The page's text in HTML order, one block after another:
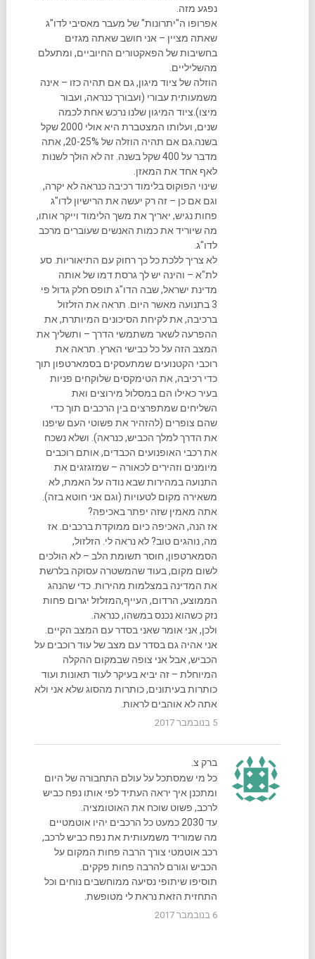
נפגע מזה.
אפרופו ה"יתרונות" של מעבר מאסיבי לדו"ג
שאתה מציין – אני חושב שאתה מגזים
בחשיבות של הפאקטורים החיוביים, ומתעלם
מהשליליים.
הוזלה של ציוד מיגון, גם אם תהיה כזו – אינה
משמעותית עבורי (ועבורך כנראה, ועבור
מיצו).ציוד המיגון שלנו נרכש אחת לכמה
שנים, ועלותו המצטברת היא אולי 2000 שקל
בשנה.גם אם תהיה הוזלה של 20-25%, אתה
מדבר על 400 שקל בשנה. זה לא הולך לשנות
לאף אחד את המאזן.
שינוי הפוקוס בלימוד רכיבה כנראה לא יקרה,
וגם אם כן – זה רק יעשה את הרישיון לדו"ג
פחות נגיש, יאריך את משך הלימוד וייקר אותו,
מה שיוריד את כמות האנשים שעוברים מרכב
לדו"ג.
לא צריך ללכת כל כך רחוק עם התיאוריות. סע
לת"א – והינה יש לך גרסת דמו של אותה
מדינת ישראל, שבה הדו"ג תופס חלק גדול פי
3 בתנועה מאשר היום. תראה את הזלזול
ברכיבה, את לקיחת הסיכונים המיותרת, את
ההפרעה לשאר משתמשי הדרך – ותשליך את
המצב הזה על כל כבישי הארץ. תראה את
רוכבי הקטנועים שמתעסקים בסמארטפון תוך
כדי רכיבה, את הטימקסים שלוקחים פניות
בעיר כאילו הם במסלול מירוצים ואת
השליחים שמתפרצים בין הרכבים תוך כדי
שהם צופרים (להזהיר את פשוטי העם שיפנו
את הדרך למלך הכביש, כנראה). ושלא נשכח
את רכבי האופנועים הכבדים, אותם רוכבים
מיומנים וזהירים לכאורה – שמזגזגים את
התנועה במהירות שבא נודה על האמת, לא
משאירה מקום לטעויות (וגם אני חוטא בזה).
אתה מאמין שזה יפתר באכיפה?
אז הנה, האכיפה כיום ממוקדת ברכבים. אז
מה, נוהגים טוב? לא נראה לי. הזלזול,
הסמארטפון, חוסר תשומת הלב – לא הולכים
לשום מקום, בעוד שהמשטרה עסוקה בלרשת
את המדינה במצלמות מהירות. כדי שהנהג
הממוצע, הרדום, העייף,המזלזל יגרום פחות
נזק כשהוא נכנס במשהו, כנראה.
ולכן, אני אומר שאני בסדר עם המצב הקיים.
אני אהיה גם בסדר עם מצב של עוד רוכבים על
הכביש, אבל אני צופה שבמקום ההקלה
המיוחלת – זה יביא בעיקר לעוד תאונות ועוד
כותרות בעיתונים, כותרות מהסוג שלא אני ולא
אתה לא אוהבים לראות.
5 בנובמבר 2017
ברק צ.
כל מי שמסתכל על עולם התחבורה של היום
ומתכנן איך יראה העתיד לפי אותו נפח כביש
לרכב, פשוט שוכח את האוטומציה.
עד 2030 כמעט כל הרכבים יהיו אוטמטיים
מה שמוריד משמעותית את נפח כביש לרכב,
רכב אוטמטי צורך הרבה פחות המקום על
הכביש וגורם להרבה פחות פקקים.
תוסיפו שיתופי נסיעה ממוחשבים נוחים וכל
התחזית הזאת נראת לי מטופשת.
6 בנובמבר 2017